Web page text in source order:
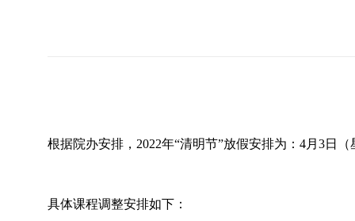
根据院办安排， 2022年“清明节”放假安排为： 4月 3日（
具体课程调整安排如下：